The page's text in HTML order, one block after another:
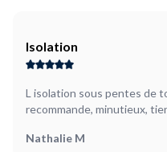
Isolation
L isolation sous pentes de
recommande, minutieux,
Nathalie M